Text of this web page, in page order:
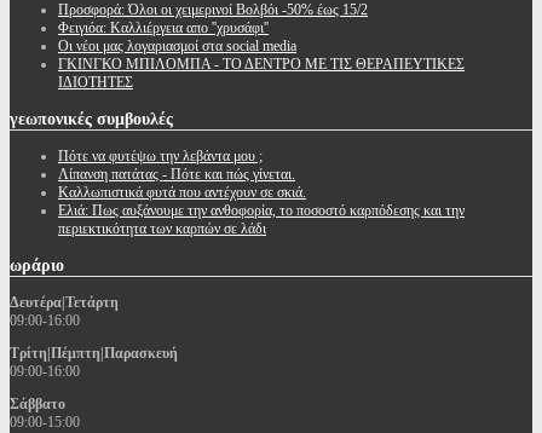
Προσφορά: Όλοι οι χειμερινοί Βολβόι -50% έως 15/2
Φειγιόα: Καλλιέργεια απο ''χρυσάφι''
Oι νέοι μας λογαριασμοί στα social media
ΓΚΙΝΓΚΟ ΜΠΙΛΟΜΠΑ - ΤΟ ΔΕΝΤΡΟ ΜΕ ΤΙΣ ΘΕΡΑΠΕΥΤΙΚΕΣ
ΙΔΙΟΤΗΤΕΣ
γεωπονικές συμβουλές
Πότε να φυτέψω την λεβάντα μου ;
Λίπανση πατάτας - Πότε και πώς γίνεται.
Καλλωπιστικά φυτά που αντέχουν σε σκιά.
Ελιά: Πως αυξάνουμε την ανθοφορία, το ποσοστό καρπόδεσης και την
περιεκτικότητα των καρπών σε λάδι
ωράριο
Δευτέρα|Τετάρτη
09:00-16:00
Τρίτη|Πέμπτη|Παρασκευή
09:00-16:00
Σάββατο
09:00-15:00